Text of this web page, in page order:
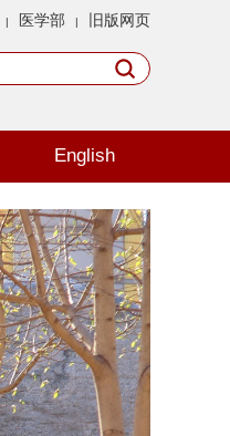
| 医学部 | 旧版网页
English